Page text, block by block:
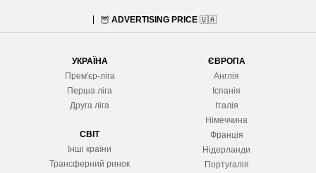
🦉 ADVERTISING PRICE 🇺🇦
УКРАЇНА
Прем'єр-ліга
Перша ліга
Друга ліга
СВІТ
Інші країни
Трансферний ринок
ЄВРОПА
Англія
Іспанія
Італія
Німеччина
Франція
Нідерланди
Португалія